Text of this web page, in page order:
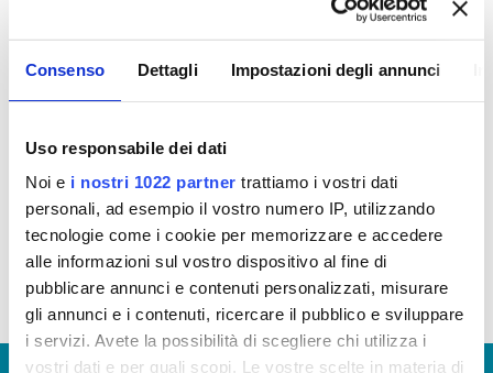
Consenso Dettagli Impostazioni degli annunci
Uso responsabile dei dati
Noi e i nostri 1022 partner trattiamo i vostri dati
personali, ad esempio il vostro numero IP, utilizzando
tecnologie come i cookie per memorizzare e accedere
alle informazioni sul vostro dispositivo al fine di
pubblicare annunci e contenuti personalizzati, misurare
gli annunci e i contenuti, ricercare il pubblico e sviluppare
i servizi. Avete la possibilità di scegliere chi utilizza i
vostri dati e per quali scopi. Le vostre scelte in materia di
Garain corso e scaduti
Bandi di gara 2017 - Aggiornamento anni: 2013-
2014-2015-2016-2017
Documenti allegati